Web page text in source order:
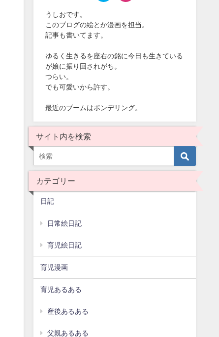
うしおです。
このブログの絵とか漫画を担当。
記事も書いてます。
ゆるく生きるを座右の銘に今日も生きている
が娘に振り回されがち。
つらい。
でも可愛いから許す。
最近のブームはポンデリング。
サイト内を検索
カテゴリー
日記
日常絵日記
育児絵日記
育児漫画
育児あるある
産後あるある
父親あるある